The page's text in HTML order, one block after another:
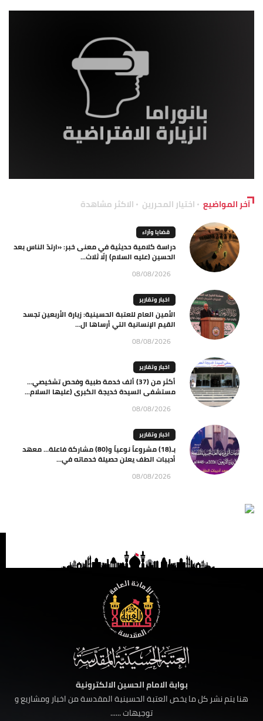
آخر المواضيع اختيار المحررين الاكثر مشاهدة
قضايا وآراء
دراسة كلامية حديثية في معنى خبر: «ارتدّ الناس بعد
الحسين (عليه السلام) إلّا ثلاث...
08/08/2026
اخبار وتقارير
الأمين العام للعتبة الحسينية: زيارة الأربعين تجسد
القيم الإنسانية التي أرساها ال...
08/08/2026
اخبار وتقارير
أكثر من (37) ألف خدمة طبية وفحص تشخيصي…
مستشفى السيدة خديجة الكبرى (عليها السلام...
08/08/2026
اخبار وتقارير
بـ(18) مشروعاً نوعياً و(80) مشاركة فاعلة… معهد
أديبات الطف يعلن حصيلة خدماته في...
08/08/2026
بوابة الامام الحسين الالكترونية
هنا يتم نشر كل ما يخص العتبة الحسينية المقدسة من اخبار ومشاريع و
توجيهات ......